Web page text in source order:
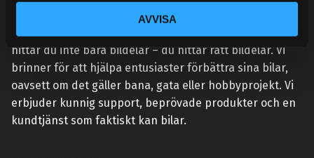
AVVISA
Vi lever och andas prestanda. Hos Street Performance
hittar du inte bara bildelar – du hittar rätt bildelar. Vi
brinner för att hjälpa entusiaster förbättra sina bilar,
oavsett om det gäller bana, gata eller hobbyprojekt. Vi
erbjuder kunnig support, beprövade produkter och en
kundtjänst som faktiskt kan bilar.